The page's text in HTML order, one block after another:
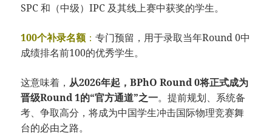
SPC 和（中级）IPC 及其线上赛中获奖的学生。
100个补录名额 ：专门预留，用于录取当年Round 0中
成绩排名前100的优秀学生。
这意味着， 从2026年起，BPhO Round 0将正式成为
晋级Round 1的“官方通道”之一。提前规划、系统备
考、争取高分，将成为中国学生冲击国际物理竞赛舞
台的必由之路。